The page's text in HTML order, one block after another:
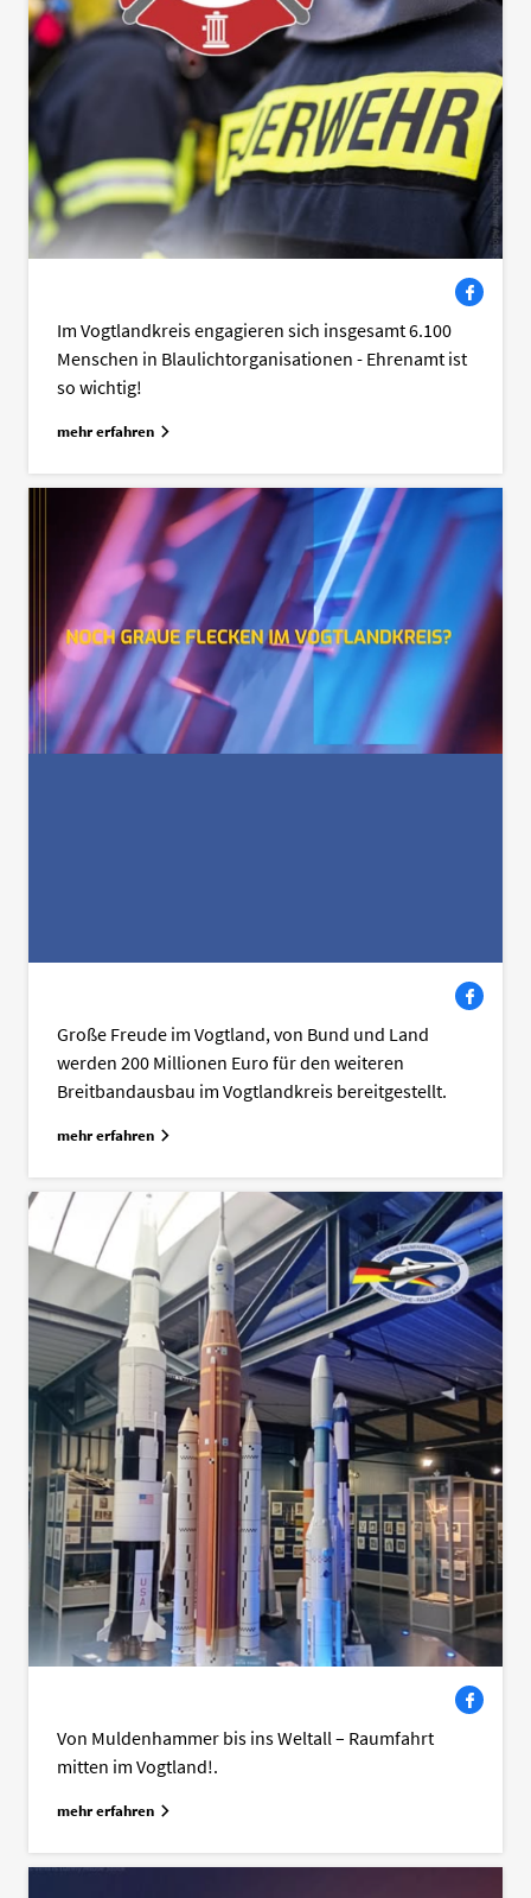
Facebook
Im Vogtlandkreis engagieren sich insgesamt 6.100
Menschen in Blaulichtorganisationen - Ehrenamt ist
so wichtig!
mehr erfahren
Facebook
Große Freude im Vogtland, von Bund und Land
werden 200 Millionen Euro für den weiteren
Breitbandausbau im Vogtlandkreis bereitgestellt.
mehr erfahren
Facebook
Von Muldenhammer bis ins Weltall – Raumfahrt
mitten im Vogtland!.
mehr erfahren